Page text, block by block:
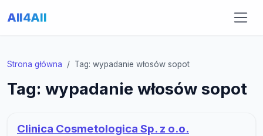
All4All
Strona główna Tag: wypadanie włosów sopot
Tag: wypadanie włosów sopot
Clinica Cosmetologica Sp. z o.o.